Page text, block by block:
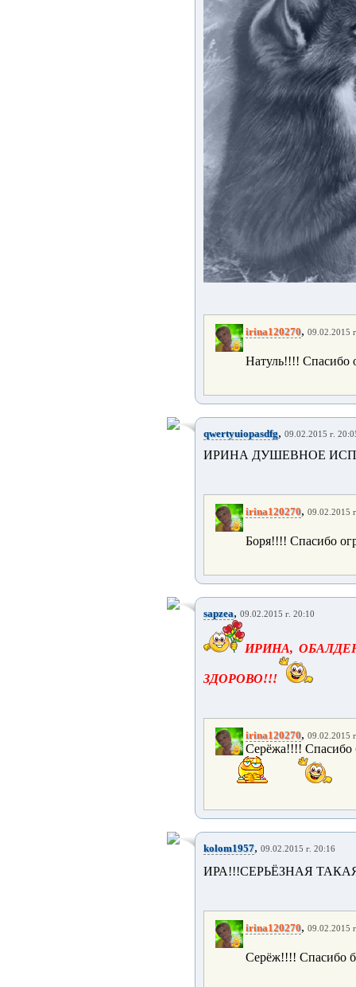
irina120270, 09.02.2015
Натуль!!!! Спасибо
qwertyuiopasdfg, 09.02.2015 г.
ИРИНА ДУШЕВНОЕ
irina120270, 09.02.2015
Боря!!!! Спасибо
sapzea, 09.02.2015 г. 20:10
ИРИНА,
ЗДОРОВО!!!
irina120270, 09.02.2015
Серёжа!!!! Спасибо
kolom1957, 09.02.2015 г. 20:16
ИРА!!!СЕРЬЁЗНАЯ
irina120270, 09.02.2015
Серёж!!!! Спасибо